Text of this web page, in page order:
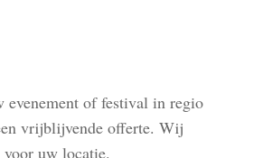
evenement of festival in regio
vrijblijvende offerte. Wij
uw locatie.